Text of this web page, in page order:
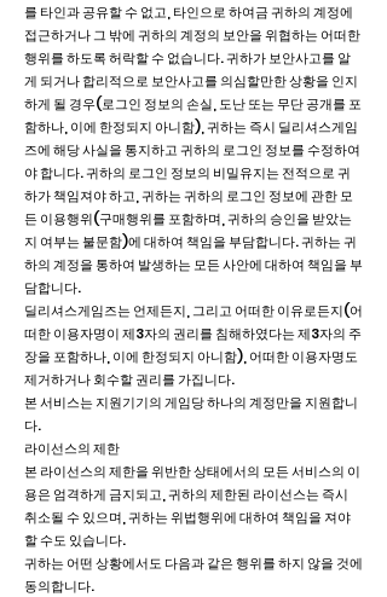
를 타인과 공유할 수 없고, 타인으로 하여금 귀하의 계정에
접근하거나 그 밖에 귀하의 계정의 보안을 위협하는 어떠한
행위를 하도록 허락할 수 없습니다. 귀하가 보안사고를 알
게 되거나 합리적으로 보안사고를 의심할만한 상황을 인지
하게 될 경우(로그인 정보의 손실, 도난 또는 무단 공개를 포
함하나, 이에 한정되지 아니함), 귀하는 즉시 딜리셔스게임
즈에 해당 사실을 통지하고 귀하의 로그인 정보를 수정하여
야 합니다. 귀하의 로그인 정보의 비밀유지는 전적으로 귀
하가 책임져야 하고, 귀하는 귀하의 로그인 정보에 관한 모
든 이용행위(구매행위를 포함하며, 귀하의 승인을 받았는
지 여부는 불문함)에 대하여 책임을 부담합니다. 귀하는 귀
하의 계정을 통하여 발생하는 모든 사안에 대하여 책임을 부
담합니다.
딜리셔스게임즈는 언제든지, 그리고 어떠한 이유로든지(어
떠한 이용자명이 제3자의 권리를 침해하였다는 제3자의 주
장을 포함하나, 이에 한정되지 아니함), 어떠한 이용자명도
제거하거나 회수할 권리를 가집니다.
본 서비스는 지원기기의 게임당 하나의 계정만을 지원합니
다.
라이선스의 제한
본 라이선스의 제한을 위반한 상태에서의 모든 서비스의 이
용은 엄격하게 금지되고, 귀하의 제한된 라이선스는 즉시
취소될 수 있으며, 귀하는 위법행위에 대하여 책임을 져야
할 수도 있습니다.
귀하는 어떤 상황에서도 다음과 같은 행위를 하지 않을 것에
동의합니다.